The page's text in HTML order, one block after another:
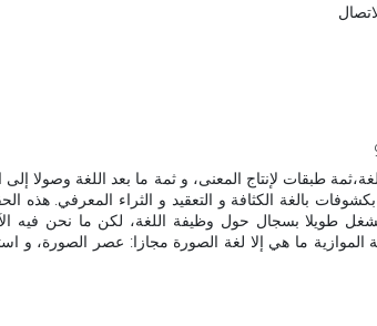
طبقات لإنتاج المعنى، و ثمة ما بعد اللغة وصولا
بالغة الكثافة و التعقيد و الثراء المعرفي. هذه
طويلا بسجال حول وظيفة اللغة، لكن ما نحن فيه
الموازية ما هي إلا لغة الصورة مجازا: عصر الصورة،